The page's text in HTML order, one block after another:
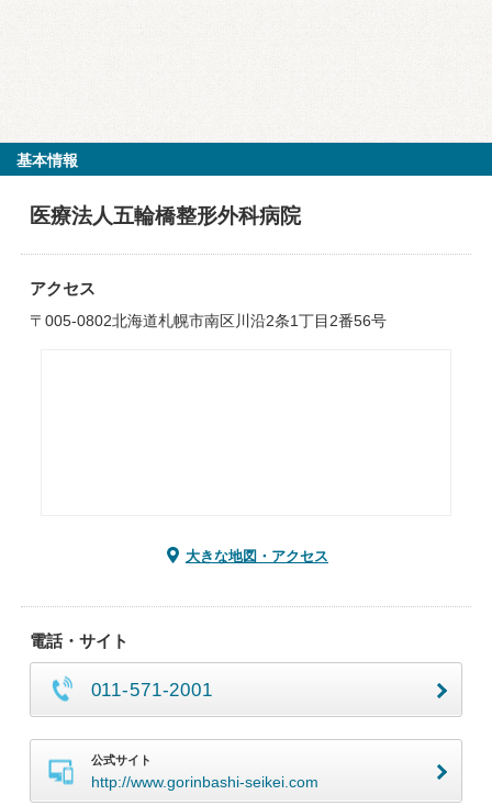
基本情報
医療法人五輪橋整形外科病院
アクセス
〒005-0802北海道札幌市南区川沿2条1丁目2番56号
大きな地図・アクセス
電話・サイト
011-571-2001
公式サイト
http://www.gorinbashi-seikei.com